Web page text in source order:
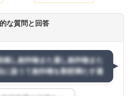
な質問と回答